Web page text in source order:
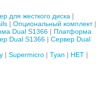
для жесткого диска
Опциональный комплект
Dual S1366
Платформа
Dual S1366
Сервер Dual
Supermicro Tyan
НЕТ